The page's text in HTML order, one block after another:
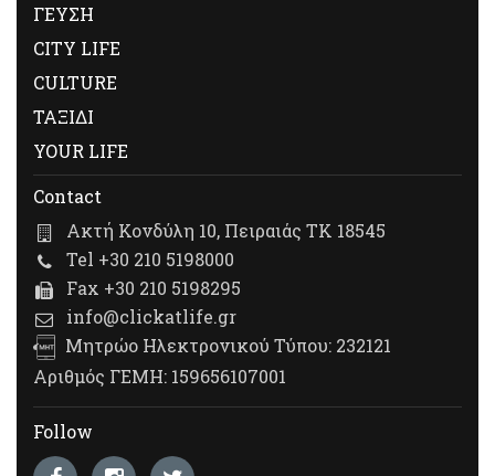
ΓΕΥΣΗ
CITY LIFE
CULTURE
ΤΑΞΙΔΙ
YOUR LIFE
Contact
Ακτή Κονδύλη 10, Πειραιάς ΤΚ 18545
Tel +30 210 5198000
Fax +30 210 5198295
info@clickatlife.gr
Μητρώο Ηλεκτρονικού Τύπου: 232121
Αριθμός ΓΕΜΗ: 159656107001
Follow